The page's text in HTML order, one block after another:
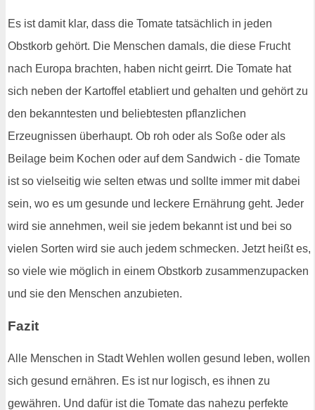
Es ist damit klar, dass die Tomate tatsächlich in jeden
Obstkorb gehört. Die Menschen damals, die diese Frucht
nach Europa brachten, haben nicht geirrt. Die Tomate hat
sich neben der Kartoffel etabliert und gehalten und gehört zu
den bekanntesten und beliebtesten pflanzlichen
Erzeugnissen überhaupt. Ob roh oder als Soße oder als
Beilage beim Kochen oder auf dem Sandwich - die Tomate
ist so vielseitig wie selten etwas und sollte immer mit dabei
sein, wo es um gesunde und leckere Ernährung geht. Jeder
wird sie annehmen, weil sie jedem bekannt ist und bei so
vielen Sorten wird sie auch jedem schmecken. Jetzt heißt es,
so viele wie möglich in einem Obstkorb zusammenzupacken
und sie den Menschen anzubieten.
Fazit
Alle Menschen in Stadt Wehlen wollen gesund leben, wollen
sich gesund ernähren. Es ist nur logisch, es ihnen zu
gewähren. Und dafür ist die Tomate das nahezu perfekte